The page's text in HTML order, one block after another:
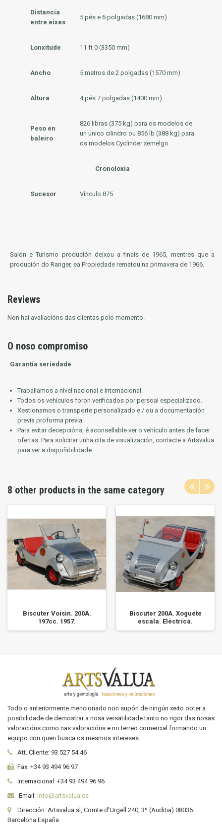
Distancia
entre eixes
5 pés e 6 polgadas (1680 mm)
Lonxitude 11 ft 0 (3350 mm)
Ancho 5 metros de 2 polgadas (1570 mm)
Altura 4 pés 7 polgadas (1400 mm)
Peso en
baleiro
826 libras (375 kg) para os modelos de
un único cilindro ou 856 lb (388 kg) para
os modelos Cyclinder xemelgo
Cronoloxía
Sucesor Vínculo 875
Salón e Turismo produción deixou a finais de 1965, mentres que a
produción do Ranger, ea Propiedade rematou na primavera de 1966.
Reviews
Non hai avaliacións das clientas polo momento.
O noso compromiso
Garantía seriedade
Traballamos a nivel nacional e internacional.
Todos os vehículos foron verificados por persoal especializado.
Xestionamos o transporte personalizado e / ou a documentación
previa proforma previa.
Para evitar decepcións, é aconsellable ver o vehículo antes de facer
ofertas. Para solicitar unha cita de visualización, contacte a Artsvalua
para ver a dispoñibilidade.
8 other products in the same category
Biscuter Voisin. 200A.
197cc. 1957.
Biscuter 200A. Xoguete
escala. Eléctrica.
Todo o anteriormente mencionado non supón de ningún xeito obter a
posibilidade de demostrar a nosa versatilidade tanto no rigor das nosas
valoracións como nas valoracións e no terreo comercial formando un
equipo con quen busca os mesmos intereses.
Att. Cliente: 93 527 54 46
Fax: +34 93 494 96 97
Internacional: +34 93 494 96 96
Email: info@artsvalua.es
Dirección: Artsvalua sl, Comte d'Urgell 240, 3º (Auditia) 08036
Barcelona España